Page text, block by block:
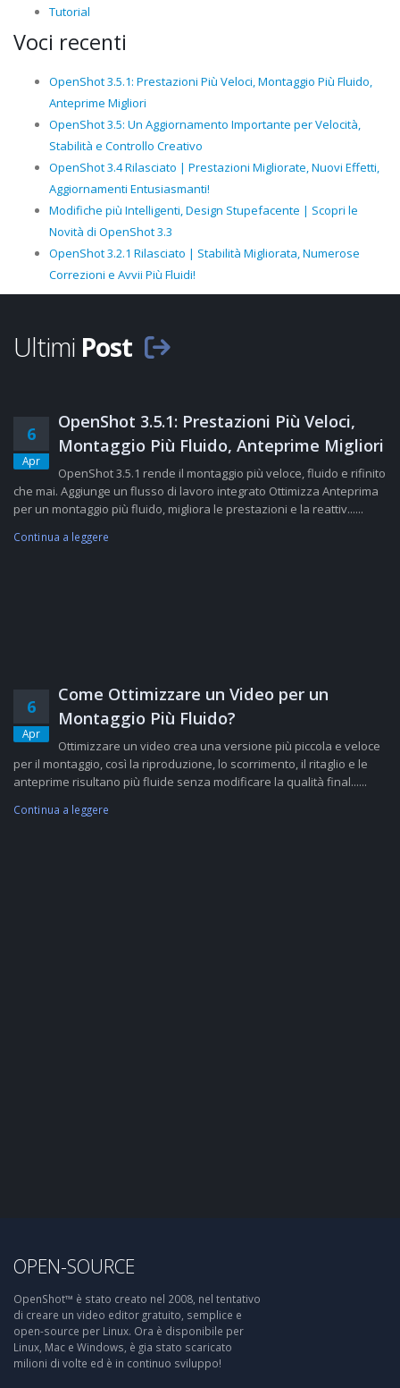
Tutorial
Voci recenti
OpenShot 3.5.1: Prestazioni Più Veloci, Montaggio Più Fluido,
Anteprime Migliori
OpenShot 3.5: Un Aggiornamento Importante per Velocità,
Stabilità e Controllo Creativo
OpenShot 3.4 Rilasciato | Prestazioni Migliorate, Nuovi Effetti,
Aggiornamenti Entusiasmanti!
Modifiche più Intelligenti, Design Stupefacente | Scopri le
Novità di OpenShot 3.3
OpenShot 3.2.1 Rilasciato | Stabilità Migliorata, Numerose
Correzioni e Avvii Più Fluidi!
Ultimi Post
6
Apr
OpenShot 3.5.1: Prestazioni Più Veloci,
Montaggio Più Fluido, Anteprime Migliori
OpenShot 3.5.1 rende il montaggio più veloce, fluido e rifinito
che mai. Aggiunge un flusso di lavoro integrato Ottimizza Anteprima
per un montaggio più fluido, migliora le prestazioni e la reattiv......
Continua a leggere
6
Apr
Come Ottimizzare un Video per un
Montaggio Più Fluido?
Ottimizzare un video crea una versione più piccola e veloce
per il montaggio, così la riproduzione, lo scorrimento, il ritaglio e le
anteprime risultano più fluide senza modificare la qualità final......
Continua a leggere
OPEN-SOURCE
OpenShot™ è stato creato nel 2008, nel tentativo
di creare un video editor gratuito, semplice e
open-source per Linux. Ora è disponibile per
Linux, Mac e Windows, è gia stato scaricato
milioni di volte ed è in continuo sviluppo!